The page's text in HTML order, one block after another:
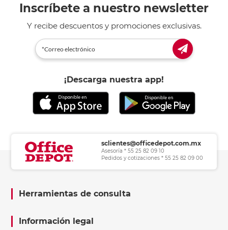
Inscríbete a nuestro newsletter
Y recibe descuentos y promociones exclusivas.
¡Descarga nuestra app!
sclientes@officedepot.com.mx
Asesoría * 55 25 82 09 10
Pedidos y cotizaciones * 55 25 82 09 00
Herramientas de consulta
Información legal